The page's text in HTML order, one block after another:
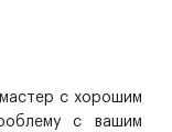
с хорошим
с вашим